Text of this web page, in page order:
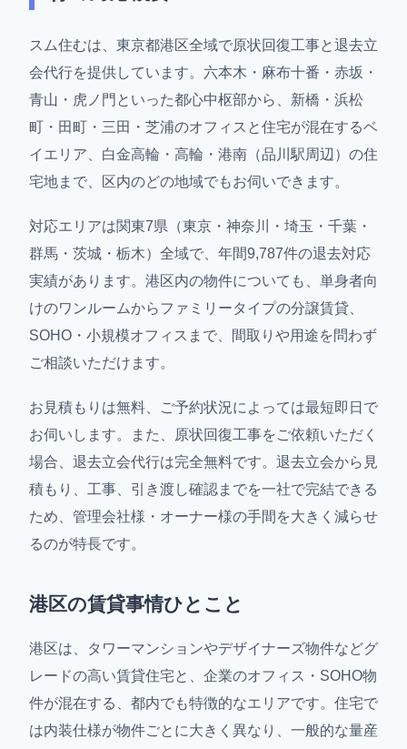
スム住むは、東京都港区全域で原状回復工事と退去立
会代行を提供しています。六本木・麻布十番・赤坂・
青山・虎ノ門といった都心中枢部から、新橋・浜松
町・田町・三田・芝浦のオフィスと住宅が混在するベ
イエリア、白金高輪・高輪・港南（品川駅周辺）の住
宅地まで、区内のどの地域でもお伺いできます。
対応エリアは関東7県（東京・神奈川・埼玉・千葉・
群馬・茨城・栃木）全域で、年間9,787件の退去対応
実績があります。港区内の物件についても、単身者向
けのワンルームからファミリータイプの分譲賃貸、
SOHO・小規模オフィスまで、間取りや用途を問わず
ご相談いただけます。
お見積もりは無料、ご予約状況によっては最短即日で
お伺いします。また、原状回復工事をご依頼いただく
場合、退去立会代行は完全無料です。退去立会から見
積もり、工事、引き渡し確認までを一社で完結できる
ため、管理会社様・オーナー様の手間を大きく減らせ
るのが特長です。
港区の賃貸事情ひとこと
港区は、タワーマンションやデザイナーズ物件などグ
レードの高い賃貸住宅と、企業のオフィス・SOHO物
件が混在する、都内でも特徴的なエリアです。住宅で
は内装仕様が物件ごとに大きく異なり、一般的な量産